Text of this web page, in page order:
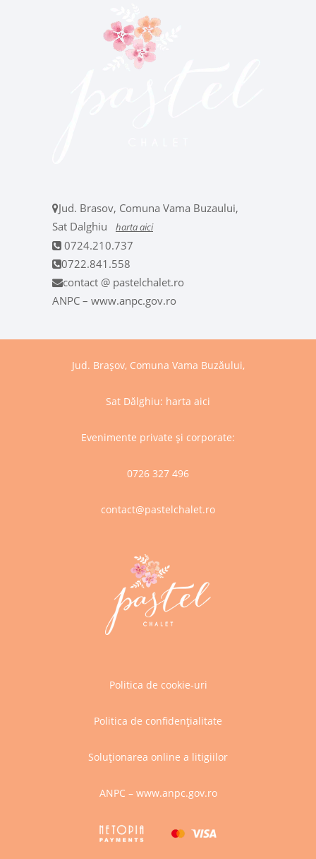
Jud. Brasov, Comuna Vama Buzaului,
Sat Dalghiu
harta aici
0724.210.737
0722.841.558
contact @ pastelchalet.ro
ANPC – www.anpc.gov.ro
Jud. Brașov, Comuna Vama Buzăului,
Sat Dălghiu: harta aici
Evenimente private și corporate:
0726 327 496
contact@pastelchalet.ro
Politica de cookie-uri
Politica de confidențialitate
Soluționarea online a litigiilor
ANPC – www.anpc.gov.ro